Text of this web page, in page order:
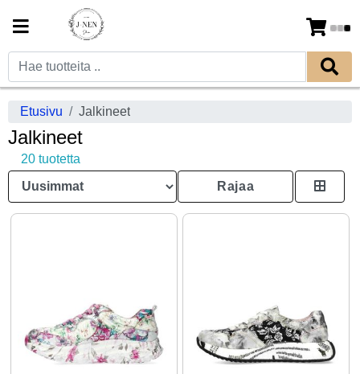
Etusivu Jalkineet
Jalkineet
20 tuotetta
Rajaa